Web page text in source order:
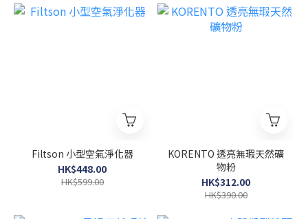
Filtson 小型空氣淨化器
HK$448.00
HK$599.00
KORENTO 透亮無瑕天然礦
物粉
HK$312.00
HK$390.00